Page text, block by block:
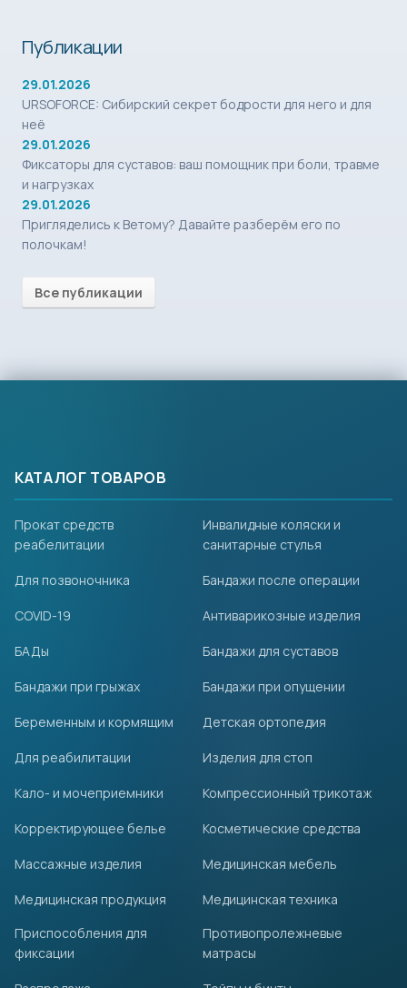
Публикации
29.01.2026
URSOFORCE: Сибирский секрет бодрости для него и для
неё
29.01.2026
Фиксаторы для суставов: ваш помощник при боли, травме
и нагрузках
29.01.2026
Пригляделись к Ветому? Давайте разберём его по
полочкам!
Все публикации
КАТАЛОГ ТОВАРОВ
Прокат средств
реабелитации
Инвалидные коляски и
санитарные стулья
Для позвоночника Бандажи после операции
COVID-19 Антиварикозные изделия
БАДы Бандажи для суставов
Бандажи при грыжах Бандажи при опущении
Беременным и кормящим Детская ортопедия
Для реабилитации Изделия для стоп
Кало- и мочеприемники Компрессионный трикотаж
Корректирующее белье Косметические средства
Массажные изделия Медицинская мебель
Медицинская продукция
Медицинская техника
Приспособления для
фиксации
Противопролежневые
матрасы